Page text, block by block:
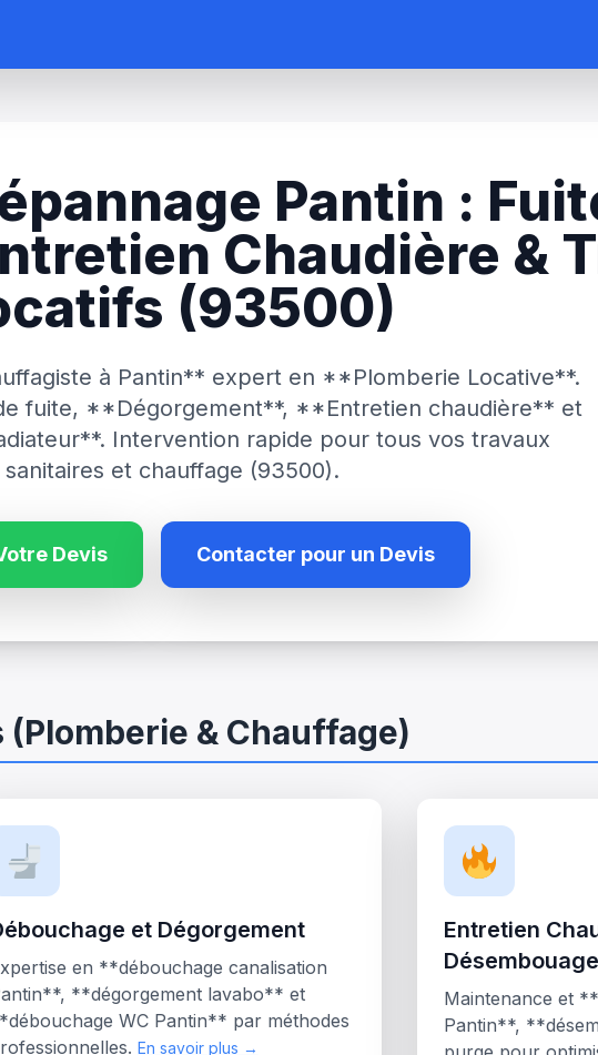
Pantin :
Chaudière &
(93500)
à Pantin** expert en **Plomberie Locative**.
fuite, **Dégorgement**, **Entretien chaudière** et
Intervention rapide pour tous vos travaux
sanitaires et chauffage (93500).
Devis Contacter pour un Devis
& Chauffage)
et Dégorgement
en **débouchage canalisation
**dégorgement lavabo** et
WC Pantin** par méthodes
En savoir plus →
Entretien
Désembouage
Maintenance et
Pantin**,